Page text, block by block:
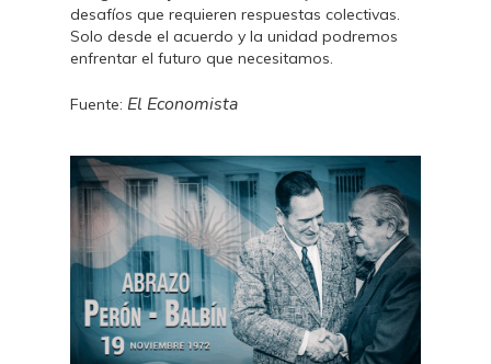
desafíos que requieren respuestas colectivas.
Solo desde el acuerdo y la unidad podremos
enfrentar el futuro que necesitamos.
Fuente: El Economista